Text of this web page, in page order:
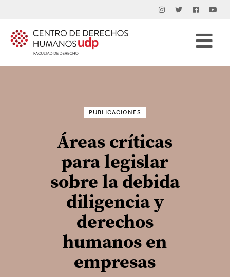
PUBLICACIONES
Áreas críticas
para legislar
sobre la debida
diligencia y
derechos
humanos en
empresas